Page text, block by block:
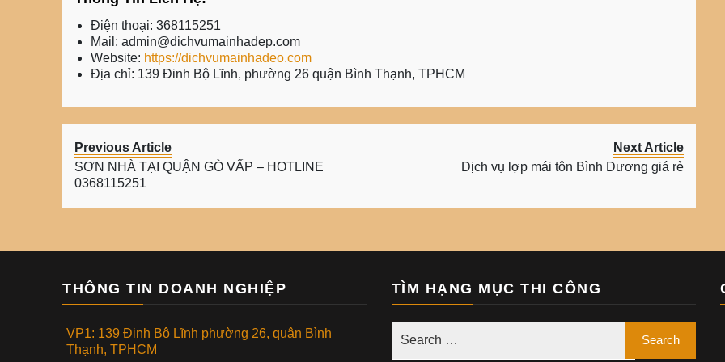
Điện thoại: 368115251
Mail: admin@dichvumainhadep.com
Website: https://dichvumainhadeo.com
Địa chỉ: 139 Đinh Bộ Lĩnh, phường 26 quận Bình Thạnh, TPHCM
Previous Article
SƠN NHÀ TẠI QUẬN GÒ VẤP – HOTLINE
0368115251
Next Article
Dịch vụ lợp mái tôn Bình Dương giá rẻ
THÔNG TIN DOANH NGHIỆP
VP1: 139 Đinh Bộ Lĩnh phường 26, quận Bình
Thạnh, TPHCM
TÌM HẠNG MỤC THI CÔNG